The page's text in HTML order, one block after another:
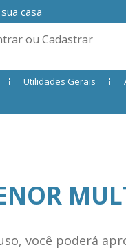
casa
ou Cadastrar
Utilidades Gerais
você poderá